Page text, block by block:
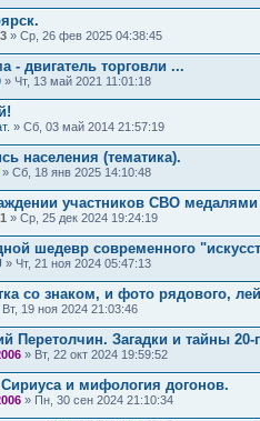
» Ср, 26 фев 2025 04:38:45
- двигатель торговли ...
» Чт, 13 май 2021 11:01:18
» Сб, 03 май 2014 21:57:19
населения (тематика).
» Сб, 18 янв 2025 14:10:48
участников СВО
» Ср, 25 дек 2024 19:24:19
шедевр современного
» Чт, 21 ноя 2024 05:47:13
со знаком, и фото рядового,
Вт, 19 ноя 2024 21:03:46
Перетолчин. Загадки и тайны 20-
» Вт, 22 окт 2024 19:59:52
и мифология догонов.
» Пн, 30 сен 2024 21:10:34